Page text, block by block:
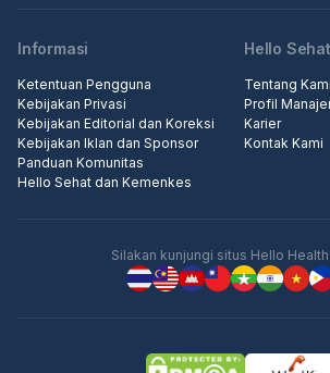
Informasi
Ketentuan Pengguna
Kebijakan Privasi
Kebijakan Editorial dan Koreksi
Kebijakan Iklan dan Sponsor
Panduan Komunitas
Hello Sehat dan Kemenkes
Hello Sehat
Tentang Kami
Profil
Karier
Kontak Kami
Silakan kunjungi situs Hello